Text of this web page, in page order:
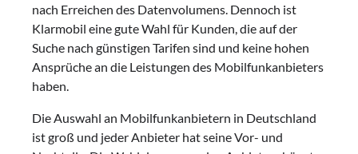
nach Erreichen des Datenvolumens. Dennoch ist
Klarmobil eine gute Wahl für Kunden, die auf der
Suche nach günstigen Tarifen sind und keine hohen
Ansprüche an die Leistungen des Mobilfunkanbieters
haben.
Die Auswahl an Mobilfunkanbietern in Deutschland
ist groß und jeder Anbieter hat seine Vor- und